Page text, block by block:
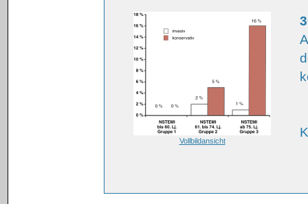
Vollbildansicht